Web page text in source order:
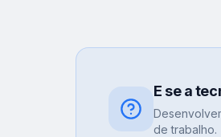
E se a
de trabalho.